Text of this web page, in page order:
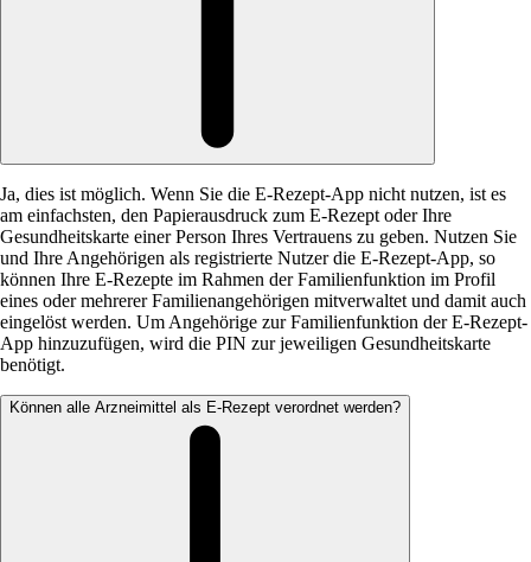
Ja, dies ist möglich. Wenn Sie die E-Rezept-App nicht nutzen, ist es
am einfachsten, den Papierausdruck zum E-Rezept oder Ihre
Gesundheitskarte einer Person Ihres Vertrauens zu geben. Nutzen Sie
und Ihre Angehörigen als registrierte Nutzer die E-Rezept-App, so
können Ihre E-Rezepte im Rahmen der Familienfunktion im Profil
eines oder mehrerer Familienangehörigen mitverwaltet und damit auch
eingelöst werden. Um Angehörige zur Familienfunktion der E-Rezept-
App hinzuzufügen, wird die PIN zur jeweiligen Gesundheitskarte
benötigt.
Können alle Arzneimittel als E-Rezept verordnet werden?